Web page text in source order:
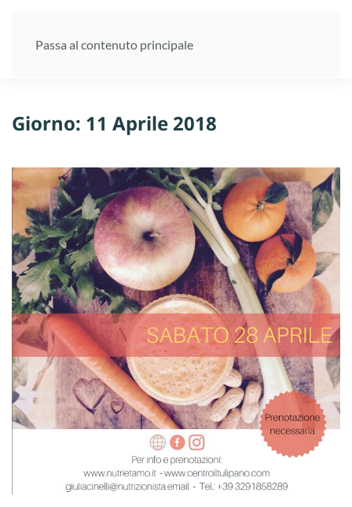
Passa al contenuto principale
Giorno: 11 Aprile 2018